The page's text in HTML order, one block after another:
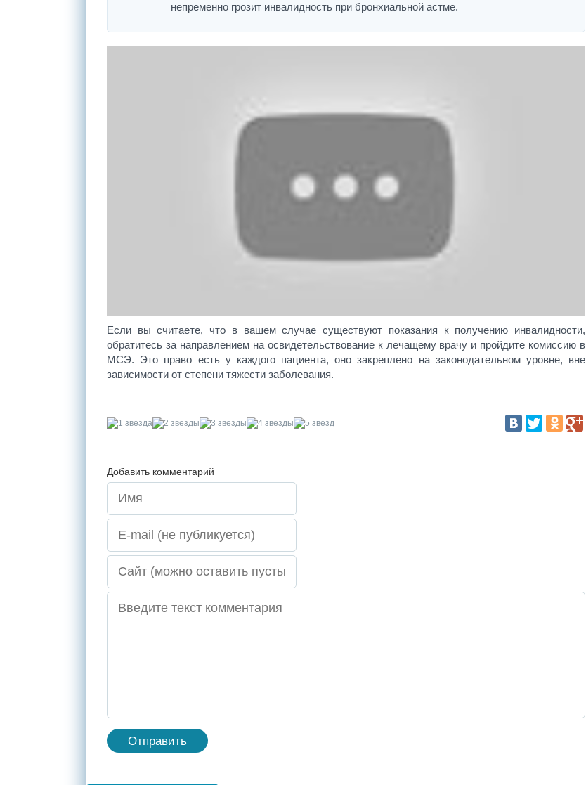
непременно грозит инвалидность при бронхиальной астме.
Если вы считаете, что в вашем случае существуют показания к получению инвалидности,
обратитесь за направлением на освидетельствование к лечащему врачу и пройдите комиссию в
МСЭ. Это право есть у каждого пациента, оно закреплено на законодательном уровне, вне
зависимости от степени тяжести заболевания.
Добавить комментарий